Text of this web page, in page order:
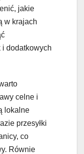
jakie
w krajach
dodatkowych
celne i
lokalne
przesyłki
co
Równie